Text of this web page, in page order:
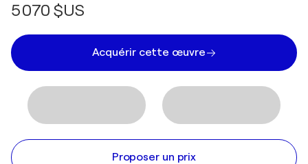
5 070 $US
Acquérir cette œuvre
Proposer un prix